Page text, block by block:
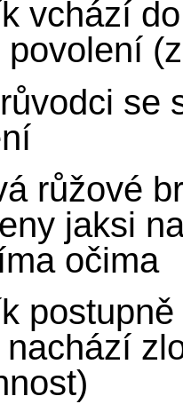
vchází
povolení
se
růžové
jaksi
očima